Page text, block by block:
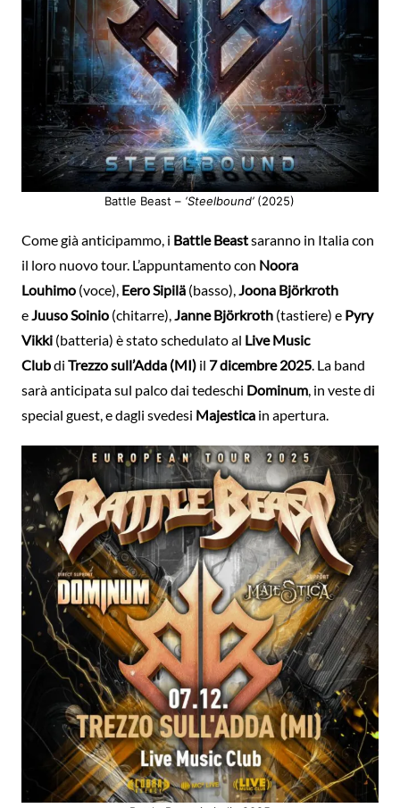
Battle Beast – ‘Steelbound’(2025)
Come già anticipammo, i Battle Beastsaranno in Italia con
il loro nuovo tour. L’appuntamento con Noora
Louhimo(voce), Eero Sipilä (basso), Joona Björkroth
e Juuso Soinio (chitarre), Janne Björkroth(tastiere) e Pyry
Vikki(batteria) è stato schedulato al Live Music
Clubdi Trezzo sull’Adda (MI) il 7 dicembre 2025. La band
sarà anticipata sul palco dai tedeschi Dominum, in veste di
special guest, e dagli svedesi Majesticain apertura.